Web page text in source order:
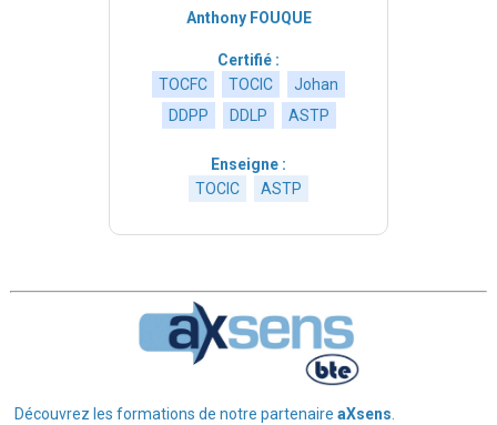
Anthony FOUQUE
Certifié :
TOCFC
TOCIC
Johan
DDPP
DDLP ASTP
Enseigne :
TOCIC
ASTP
Découvrez les formations de notre partenaireaXsens.